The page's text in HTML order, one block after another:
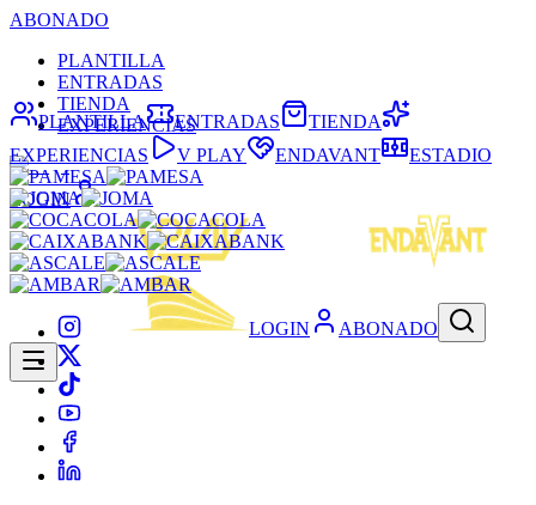
ABONADO
PLANTILLA
ENTRADAS
TIENDA
EXPERIENCIAS
LOGIN
LOGIN ABONADO
PLANTILLA ENTRADAS
TIENDA
EXPERIENCIAS
V PLAY ENDAVANT ESTADIO